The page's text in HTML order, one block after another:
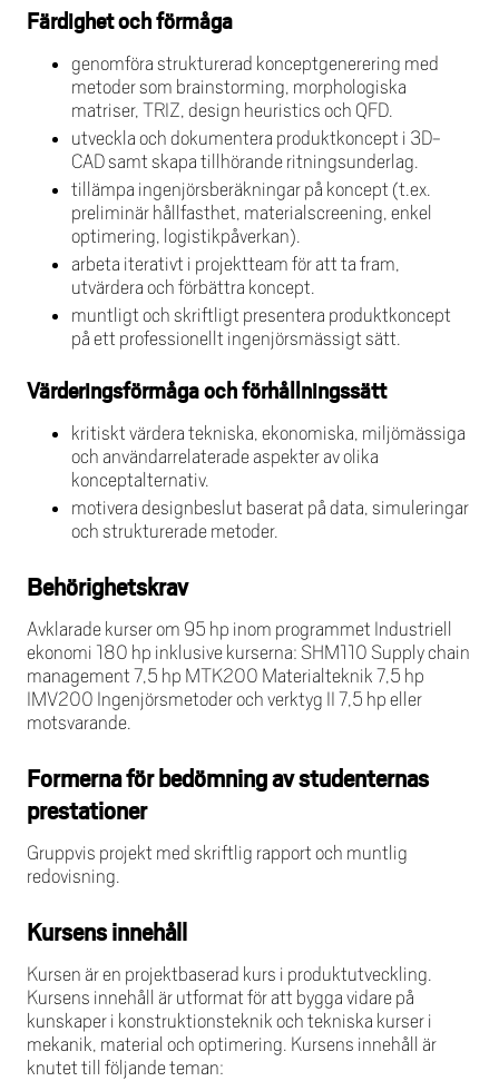
Färdighet och förmåga
genomföra strukturerad konceptgenerering med
metoder som brainstorming, morphologiska
matriser, TRIZ, design heuristics och QFD.
utveckla och dokumentera produktkoncept i 3D-
CAD samt skapa tillhörande ritningsunderlag.
tillämpa ingenjörsberäkningar på koncept (t.ex.
preliminär hållfasthet, materialscreening, enkel
optimering, logistikpåverkan).
arbeta iterativt i projektteam för att ta fram,
utvärdera och förbättra koncept.
muntligt och skriftligt presentera produktkoncept
på ett professionellt ingenjörsmässigt sätt.
Värderingsförmåga och förhållningssätt
kritiskt värdera tekniska, ekonomiska, miljömässiga
och användarrelaterade aspekter av olika
konceptalternativ.
motivera designbeslut baserat på data, simuleringar
och strukturerade metoder.
Behörighetskrav
Avklarade kurser om 95 hp inom programmet Industriell
ekonomi 180 hp inklusive kurserna: SHM110 Supply chain
management 7,5 hp MTK200 Materialteknik 7,5 hp
IMV200 Ingenjörsmetoder och verktyg II 7,5 hp eller
motsvarande.
Formerna för bedömning av studenternas
prestationer
Gruppvis projekt med skriftlig rapport och muntlig
redovisning.
Kursens innehåll
Kursen är en projektbaserad kurs i produktutveckling.
Kursens innehåll är utformat för att bygga vidare på
kunskaper i konstruktionsteknik och tekniska kurser i
mekanik, material och optimering. Kursens innehåll är
knutet till följande teman: